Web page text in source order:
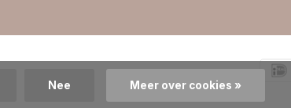
Nee Meer over cookies »